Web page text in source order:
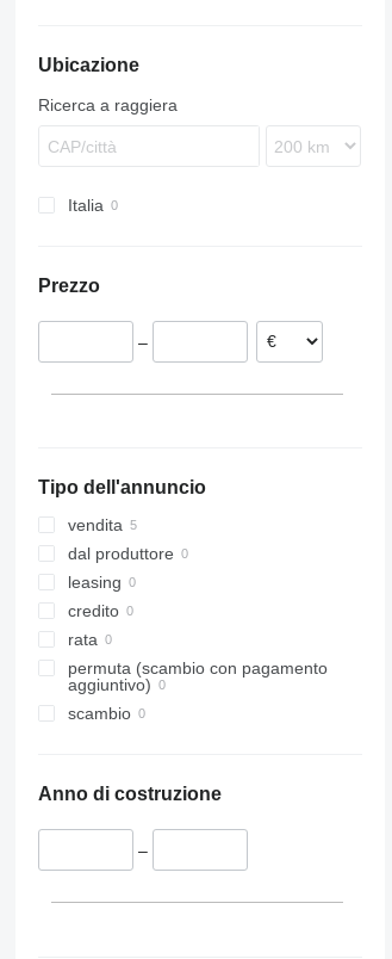
MBFH13
FL6
FL10
FL612
FM
FM9
VNL
Ubicazione
Ricerca a raggiera
Italia
Prezzo
–
Tipo dell'annuncio
vendita
dal produttore
leasing
credito
rata
permuta (scambio con pagamento
aggiuntivo)
scambio
Anno di costruzione
–